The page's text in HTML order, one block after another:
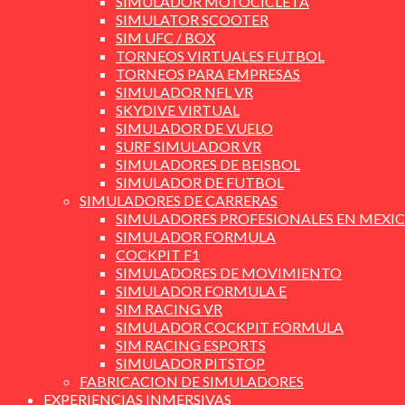
SIMULATOR SCOOTER
SIM UFC / BOX
TORNEOS VIRTUALES FUTBOL
TORNEOS PARA EMPRESAS
SIMULADOR NFL VR
SKYDIVE VIRTUAL
SIMULADOR DE VUELO
SURF SIMULADOR VR
SIMULADORES DE BEISBOL
SIMULADOR DE FUTBOL
SIMULADORES DE CARRERAS
SIMULADORES PROFESIONALES EN
SIMULADOR FORMULA
COCKPIT F1
SIMULADORES DE MOVIMIENTO
SIMULADOR FORMULA E
SIM RACING VR
SIMULADOR COCKPIT FORMULA
SIM RACING ESPORTS
SIMULADOR PITSTOP
FABRICACION DE SIMULADORES
EXPERIENCIAS INMERSIVAS